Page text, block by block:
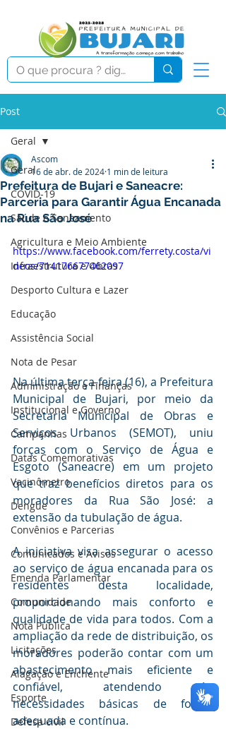
Post
Geral
COVID-19
Saúde e Saneamento
Agricultura e Meio Ambiente
Infraestrutura e Obras
Desporto Cultura e Lazer
Educação
Assistência Social
Nota de Pesar
Administração e Finanças
Institucional e Governo
Campanhas
Datas Comemorativas
Vacinômetro
Dengue
Convênios e Parcerias
Comunicados e Avisos
Emenda Parlamentar
Comunidade
Nota Pública
Licitações
Alagação e Enchente
Esporte
Defesa civil
Geral
Prefeitura de Bujari e Saneacre:
Parceria para Garantir Água Encanada
na Rua São José
Ascom
16 de abr. de 2024 1 min de leitura
https://www.facebook.com/ferrety.costa/vi
deos/714176677462097
Na última terça-feira (16), a Prefeitura
Municipal de Bujari, por meio da
Secretaria Municipal de Obras e
Serviços Urbanos (SEMOT), uniu
forças com o Serviço de Água e
Esgoto (Saneacre) em um projeto
que traz benefícios diretos para os
moradores da Rua São José: a
extensão da tubulação de água.
A iniciativa visa assegurar o acesso
ao serviço de água encanada para os
residentes desta localidade,
proporcionando mais conforto e
qualidade de vida para todos. Com a
ampliação da rede de distribuição, os
moradores poderão contar com um
abastecimento mais eficiente e
confiável, atendendo às
necessidades básicas de forma
adequada e contínua.